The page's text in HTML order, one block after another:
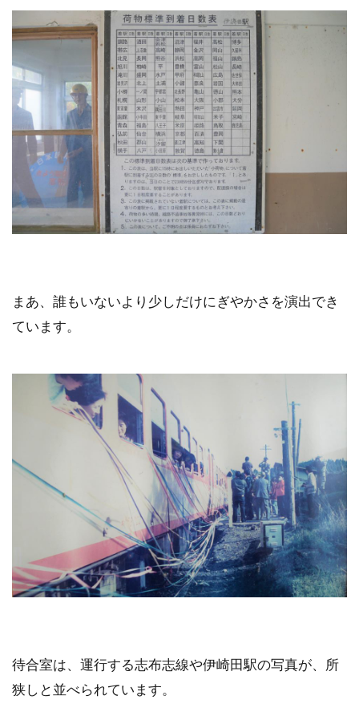
まあ、誰もいないより少しだけにぎやかさを演出でき
ています。
待合室は、運行する志布志線や伊崎田駅の写真が、所
狭しと並べられています。